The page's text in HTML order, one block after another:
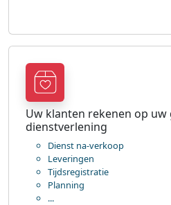
Uw klanten rekenen op uw
dienstverlening
Dienst na-verkoop
Leveringen
Tijdsregistratie
Planning
...